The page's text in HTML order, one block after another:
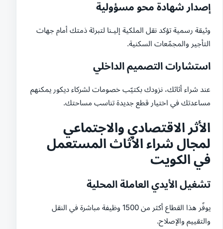
إصدار شهادة محو مسؤولية
وثيقة رسمية تؤكد نقل الملكية إليـنا لتبرئة ذمتك أمام جهات
التأجير والمجمّعات السكنية.
استشارات التصميم الداخلي
عند شراء أثاثك، نزودك بكتيّب خصومات لشركاء ديكور يمكنهم
مساعدتك في اختيار قطع جديدة تناسب مساحتك.
الأثر الاقتصادي والاجتماعي
لمجال شراء الأثاث المستعمل
في الكويت
تشغيل الأيدي العاملة المحلية
يوفّر هذا القطاع أكثر من 1500 وظيفة مباشرة في النقل
والتقييم والإصلاح.